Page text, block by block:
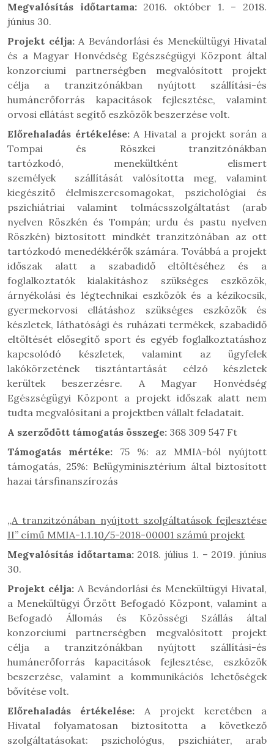
Megvalósítás időtartama: 2016. október 1. – 2018.
június 30.
Projekt célja: A Bevándorlási és Menekültügyi Hivatal
és a Magyar Honvédség Egészségügyi Központ által
konzorciumi partnerségben megvalósított projekt
célja a tranzitzónákban nyújtott szállítási-és
humánerőforrás kapacitások fejlesztése, valamint
orvosi ellátást segítő eszközök beszerzése volt.
Előrehaladás értékelése: A Hivatal a projekt során a
Tompai és Röszkei tranzitzónákban
tartózkodó,
menekültként elismert
személyek
szállítását valósította meg, valamint
kiegészítő élelmiszercsomagokat, pszichológiai és
pszichiátriai valamint tolmácsszolgáltatást (arab
nyelven Röszkén és Tompán; urdu és pastu nyelven
Röszkén) biztosított mindkét tranzitzónában az ott
tartózkodó menedékkérők számára. Továbbá a projekt
időszak alatt a szabadidő eltöltéséhez és a
foglalkoztatók kialakításhoz szükséges eszközök,
árnyékolási és légtechnikai eszközök és a kézikocsik,
gyermekorvosi ellátáshoz szükséges eszközök és
készletek, láthatósági és ruházati termékek, szabadidő
eltöltését elősegítő sport és egyéb foglalkoztatáshoz
kapcsolódó készletek, valamint az ügyfelek
lakókörzetének tisztántartását célzó készletek
kerültek beszerzésre. A Magyar Honvédség
Egészségügyi Központ a projekt időszak alatt nem
tudta megvalósítani a projektben vállalt feladatait.
A szerződött támogatás összege: 368 309 547 Ft
Támogatás mértéke:
75 %: az MMIA-ból nyújtott
támogatás, 25%: Belügyminisztérium által biztosított
hazai társfinanszírozás
„A tranzitzónában nyújtott szolgáltatások fejlesztése
II” című MMIA-1.1.10/5-2018-00001 számú projekt
Megvalósítás időtartama: 2018. július 1. – 2019. június
30.
Projekt célja: A Bevándorlási és Menekültügyi Hivatal,
a Menekültügyi Őrzött Befogadó Központ, valamint a
Befogadó Állomás és Közösségi Szállás által
konzorciumi partnerségben megvalósított projekt
célja a tranzitzónákban nyújtott szállítási-és
humánerőforrás kapacitások fejlesztése, eszközök
beszerzése, valamint a kommunikációs lehetőségek
bővítése volt.
Előrehaladás értékelése:
A projekt keretében a
Hivatal folyamatosan biztosította a következő
szolgáltatásokat: pszichológus, pszichiáter, arab